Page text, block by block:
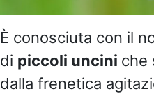
È conosciuta con il
di piccoli uncini che
dalla frenetica